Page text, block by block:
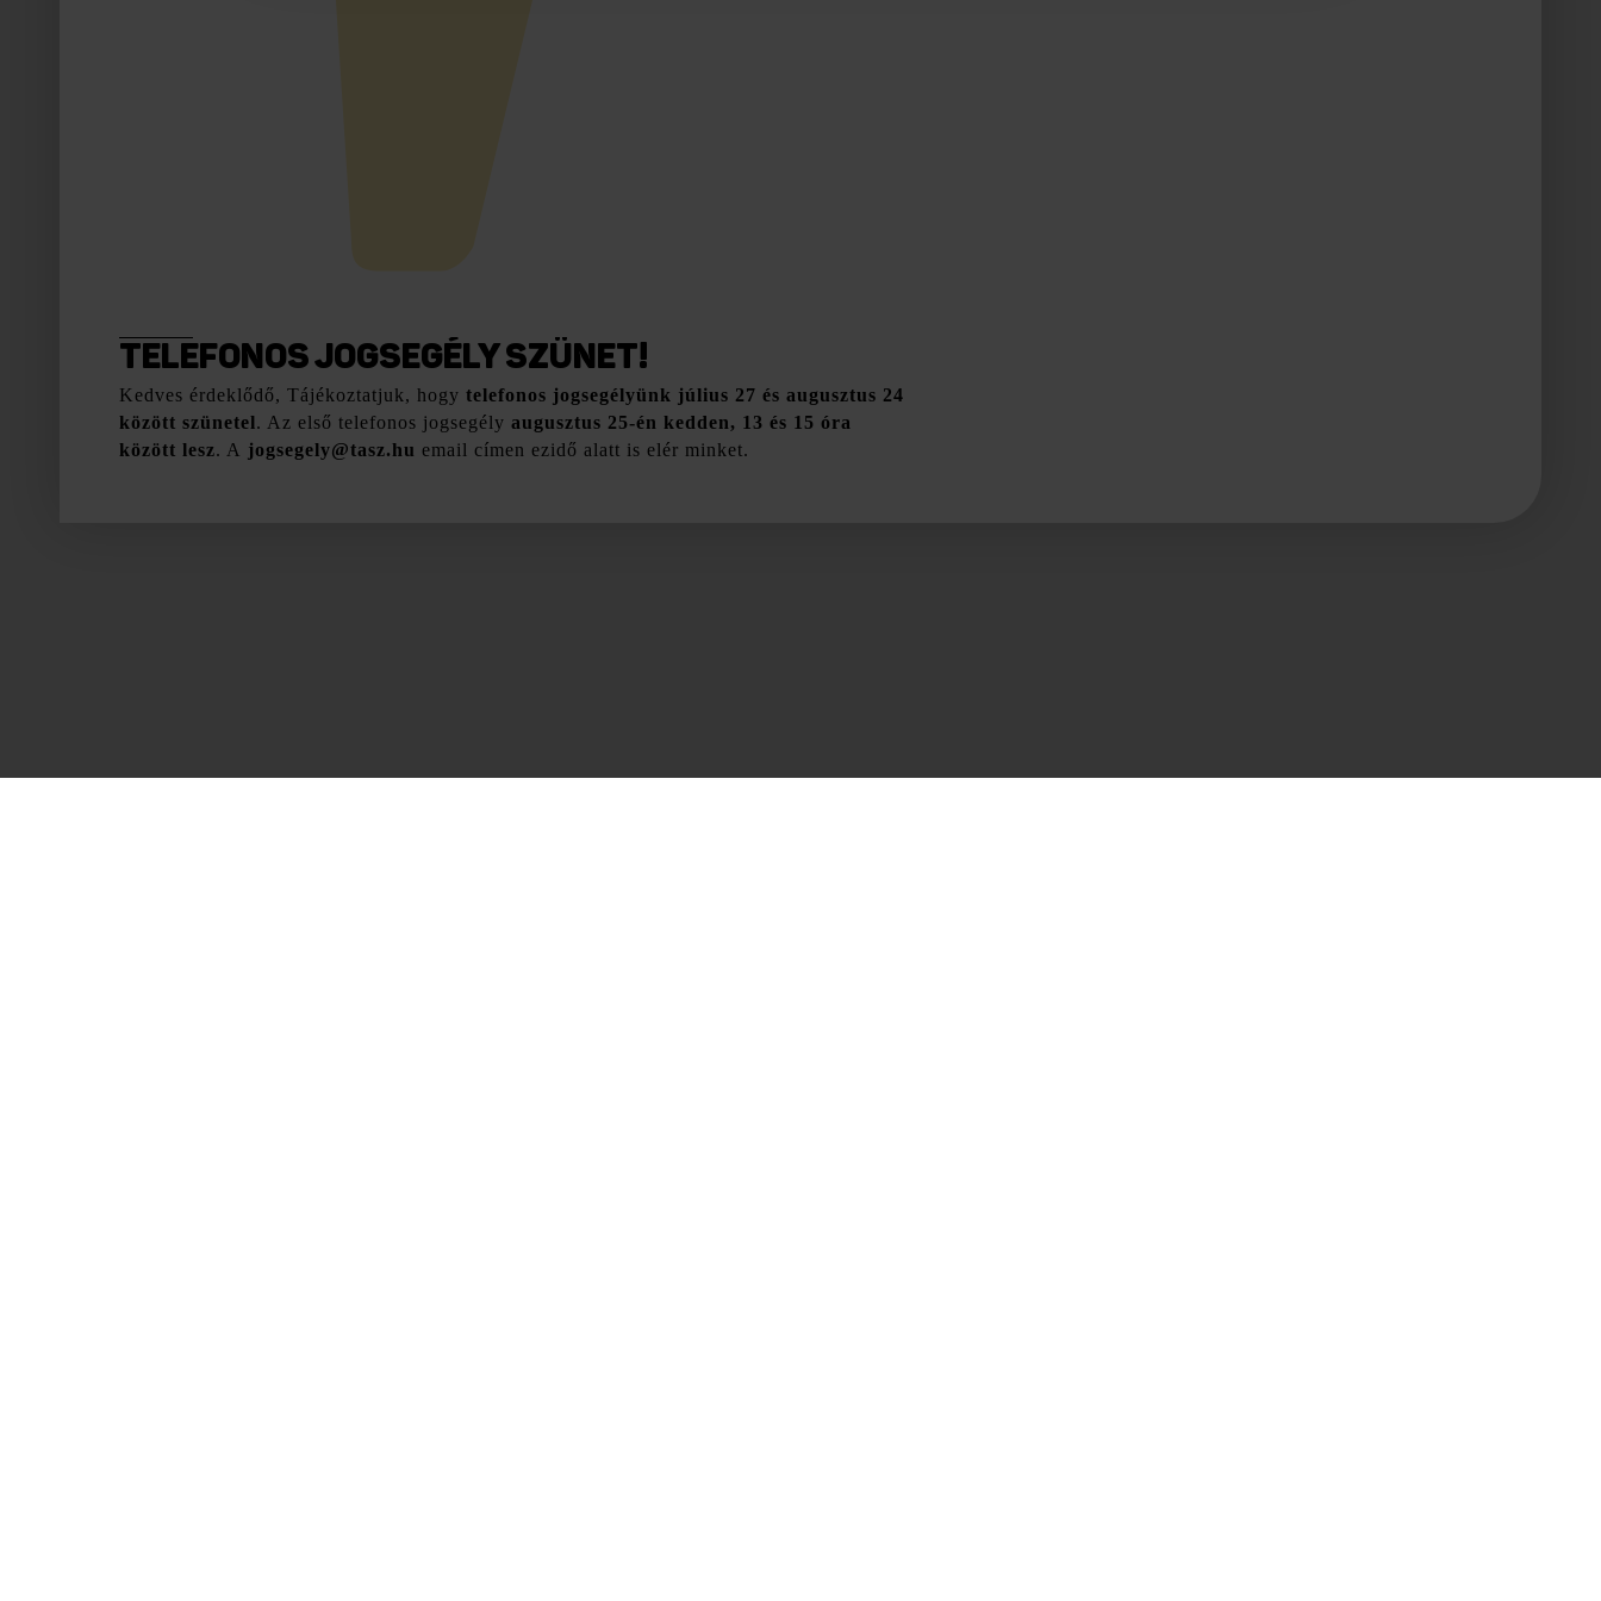
TELEFONOS JOGSEGÉLY SZÜNET!
Kedves érdeklődő, Tájékoztatjuk, hogy telefonos jogsegélyünk július 27 és augusztus 24
között szünetel. Az első telefonos jogsegély augusztus 25-én kedden, 13 és 15 óra
között lesz. A jogsegely@tasz.hu email címen ezidő alatt is elér minket.